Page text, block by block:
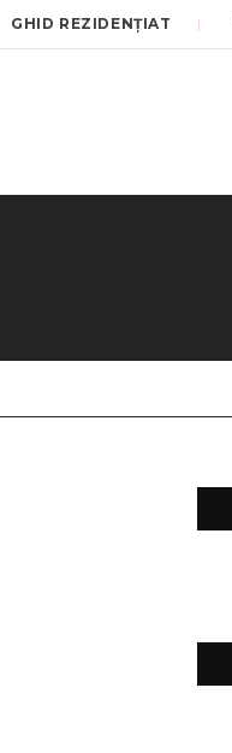
GHID REZIDENȚIAT